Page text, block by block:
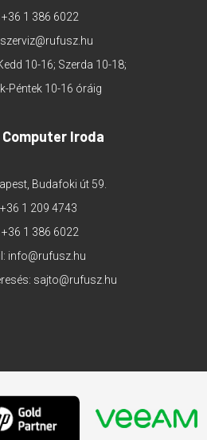
+36 1 386 6022
szerviz@rufusz.hu
10-16; Szerda 10-18;
Péntek 10-16 óráig
Iroda
Budafoki út 59.
+36 1 209 4743
+36 1 386 6022
info@rufusz.hu
sajto@rufusz.hu